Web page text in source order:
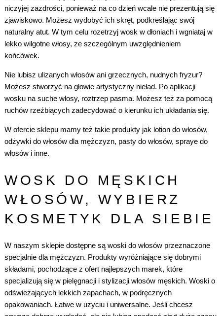
niczyjej zazdrości, ponieważ na co dzień wcale nie prezentują się
zjawiskowo. Możesz wydobyć ich skręt, podkreślając swój
naturalny atut. W tym celu rozetrzyj wosk w dłoniach i wgniataj w
lekko wilgotne włosy, ze szczególnym uwzględnieniem
końcówek.
Nie lubisz ulizanych włosów ani grzecznych, nudnych fryzur?
Możesz stworzyć na głowie artystyczny nieład. Po aplikacji
wosku na suche włosy, roztrzep pasma. Możesz też za pomocą
ruchów rzeźbiących zadecydować o kierunku ich układania się.
W ofercie sklepu mamy też takie produkty jak lotion do włosów,
odżywki do włosów dla mężczyzn, pasty do włosów, spraye do
włosówi inne.
WOSK DO MĘSKICH
WŁOSÓW, WYBIERZ
KOSMETYK DLA SIEBIE
W naszym sklepie dostępne są woski do włosów przeznaczone
specjalnie dla mężczyzn. Produkty wyróżniające się dobrymi
składami, pochodzące z ofert najlepszych marek, które
specjalizują się w pielęgnacji i stylizacji włosów męskich. Woski o
odświeżających lekkich zapachach, w podręcznych
opakowaniach. Łatwe w użyciu i uniwersalne. Jeśli chcesz